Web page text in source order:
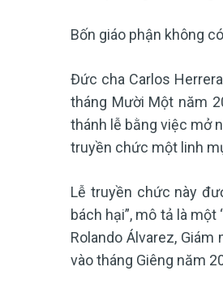
Bốn giáo phận không
Đức cha Carlos
tháng Mười Một năm
thánh lễ bằng việc mở
truyền chức một linh
Lễ truyền chức này
bách hại”, mô tả là
Rolando Álvarez,
vào tháng Giêng năm